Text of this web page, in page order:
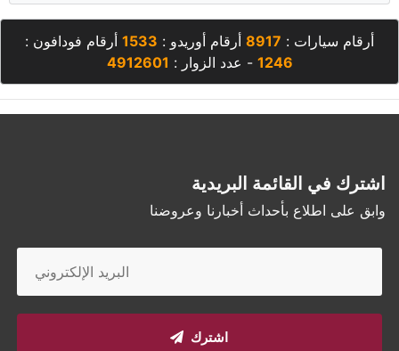
أرقام سيارات : 8917 أرقام أوريدو : 1533 أرقام فودافون :
1246 - عدد الزوار : 4912601
اشترك في القائمة البريدية
وابق على اطلاع بأحداث أخبارنا وعروضنا
اشترك